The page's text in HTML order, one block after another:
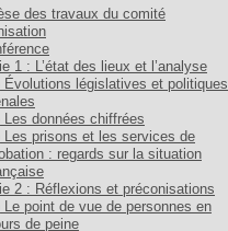
des travaux du comité
1 : L’état des lieux et l’analyse
Évolutions législatives et politiques
Les données chiffrées
Les prisons et les services de
: regards sur la situation
2 : Réflexions et préconisations
Le point de vue de personnes en
de peine